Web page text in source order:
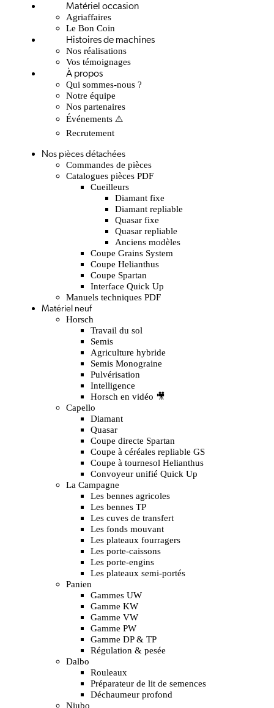
Matériel occasion
Agriaffaires
Le Bon Coin
Histoires de machines
Nos réalisations
Vos témoignages
À propos
Qui sommes-nous ?
Notre équipe
Nos partenaires
Événements ⚠️
Recrutement
Nos pièces détachées
Commandes de pièces
Catalogues pièces PDF
Cueilleurs
Diamant fixe
Diamant repliable
Quasar fixe
Quasar repliable
Anciens modèles
Coupe Grains System
Coupe Helianthus
Coupe Spartan
Interface Quick Up
Manuels techniques PDF
Matériel neuf
Horsch
Travail du sol
Semis
Agriculture hybride
Semis Monograine
Pulvérisation
Intelligence
Horsch en vidéo 🎥
Capello
Diamant
Quasar
Coupe directe Spartan
Coupe à céréales repliable GS
Coupe à tournesol Helianthus
Convoyeur unifié Quick Up
La Campagne
Les bennes agricoles
Les bennes TP
Les cuves de transfert
Les fonds mouvant
Les plateaux fourragers
Les porte-caissons
Les porte-engins
Les plateaux semi-portés
Panien
Gammes UW
Gamme KW
Gamme VW
Gamme PW
Gamme DP & TP
Régulation & pesée
Dalbo
Rouleaux
Préparateur de lit de semences
Déchaumeur profond
Niubo